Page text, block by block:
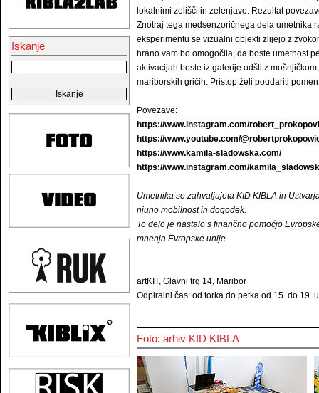
Iskanje
lokalnimi zelišči in zelenjavo. Rezultat
Znotraj tega medsenzoričnega dela umetnika
eksperimentu se vizualni objekti zlijejo z
hrano vam bo omogočila, da boste umetnost
aktivacijah boste iz galerije odšli z
mariborskih gričih. Pristop želi poudariti
Povezave:
https://www.instagram.com/
https://www.youtube.com/
https://www.kamila-sladowska.com/
https://www.instagram.com/
Umetnika se zahvaljujeta KID KIBLA in
njuno mobilnost in dogodek.
To delo je nastalo s finančno pomočjo
mnenja Evropske unije.
artKIT, Glavni trg 14, Maribor
Odpiralni čas: od torka do petka od 15. do 19.
Foto: arhiv KID KIBLA